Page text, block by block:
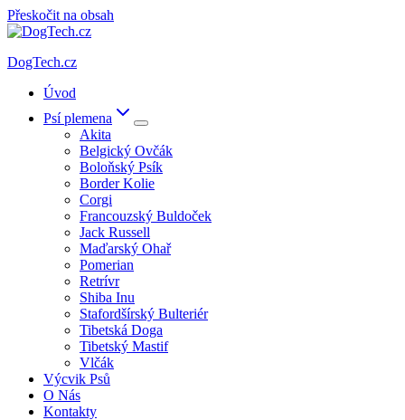
Přeskočit na obsah
DogTech.cz
Úvod
Psí plemena
Akita
Belgický Ovčák
Boloňský Psík
Border Kolie
Corgi
Francouzský Buldoček
Jack Russell
Maďarský Ohař
Pomerian
Retrívr
Shiba Inu
Stafordšírský Bulteriér
Tibetská Doga
Tibetský Mastif
Vlčák
Výcvik Psů
O Nás
Kontakty